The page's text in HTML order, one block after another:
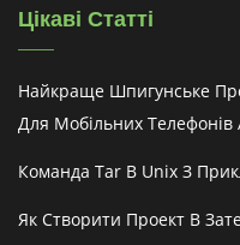
Цікаві Статті
Найкраще Шпигунське
Для Мобільних
Команда Tar В Unix З
Як Створити Проект В